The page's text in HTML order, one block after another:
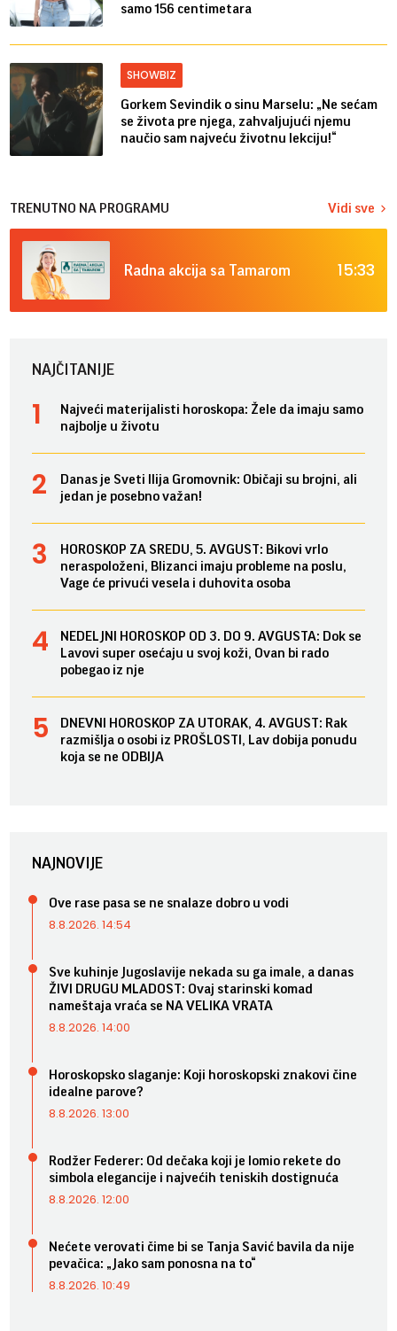
samo 156 centimetara
SHOWBIZ
Gorkem Sevindik o sinu Marselu: „Ne sećam
se života pre njega, zahvaljujući njemu
naučio sam najveću životnu lekciju!“
TRENUTNO NA PROGRAMU Vidi sve
Radna akcija sa Tamarom 15:33
NAJČITANIJE
Najveći materijalisti horoskopa: Žele da imaju samo
najbolje u životu
Danas je Sveti Ilija Gromovnik: Običaji su brojni, ali
jedan je posebno važan!
HOROSKOP ZA SREDU, 5. AVGUST: Bikovi vrlo
neraspoloženi, Blizanci imaju probleme na poslu,
Vage će privući vesela i duhovita osoba
NEDELJNI HOROSKOP OD 3. DO 9. AVGUSTA: Dok se
Lavovi super osećaju u svoj koži, Ovan bi rado
pobegao iz nje
DNEVNI HOROSKOP ZA UTORAK, 4. AVGUST: Rak
razmišlja o osobi iz PROŠLOSTI, Lav dobija ponudu
koja se ne ODBIJA
NAJNOVIJE
Ove rase pasa se ne snalaze dobro u vodi
8.8.2026. 14:54
Sve kuhinje Jugoslavije nekada su ga imale, a danas
ŽIVI DRUGU MLADOST: Ovaj starinski komad
nameštaja vraća se NA VELIKA VRATA
8.8.2026. 14:00
Horoskopsko slaganje: Koji horoskopski znakovi čine
idealne parove?
8.8.2026. 13:00
Rodžer Federer: Od dečaka koji je lomio rekete do
simbola elegancije i najvećih teniskih dostignuća
8.8.2026. 12:00
Nećete verovati čime bi se Tanja Savić bavila da nije
pevačica: „Jako sam ponosna na to“
8.8.2026. 10:49